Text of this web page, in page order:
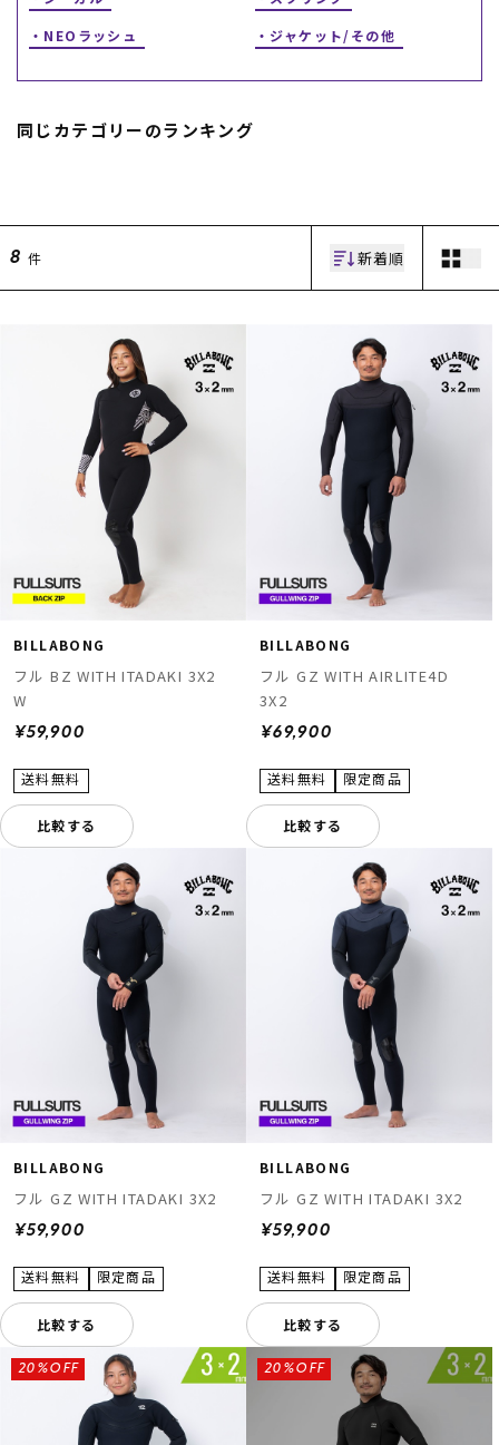
NEOラッシュ
ジャケット/その他
同じカテゴリーのランキング
8 件 新着順
BILLABONG
フル BZ WITH ITADAKI 3X2
W
¥59,900
比較する
BILLABONG
フル GZ WITH AIRLITE4D
3X2
¥69,900
比較する
BILLABONG
フル GZ WITH ITADAKI 3X2
¥59,900
比較する
BILLABONG
フル GZ WITH ITADAKI 3X2
¥59,900
比較する
20%OFF 20%OFF